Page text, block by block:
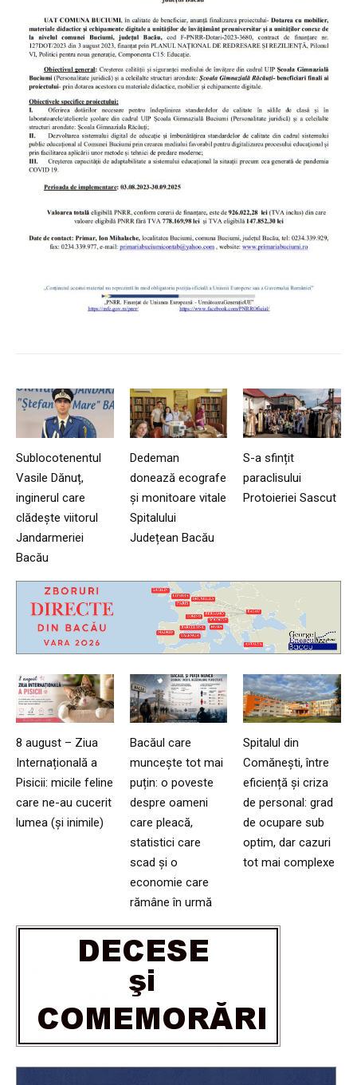
Sublocotenentul
Vasile Dănuț,
inginerul care
clădește viitorul
Jandarmeriei
Bacău
Dedeman
donează ecografe
și monitoare vitale
Spitalului
Județean Bacău
S-a sfințit
paraclisului
Protoieriei Sascut
8 august – Ziua
Internațională a
Pisicii: micile feline
care ne-au cucerit
lumea (și inimile)
Bacăul care
muncește tot mai
puțin: o poveste
despre oameni
care pleacă,
statistici care
scad și o
economie care
rămâne în urmă
Spitalul din
Comănești, între
eficiență și criza
de personal: grad
de ocupare sub
optim, dar cazuri
tot mai complexe